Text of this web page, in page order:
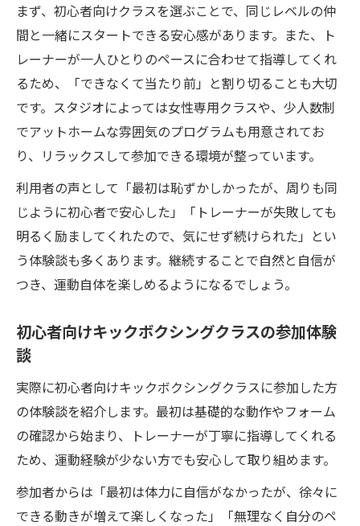
まず、初心者向けクラスを選ぶことで、同じレベルの仲
間と一緒にスタートできる安心感があります。また、ト
レーナーが一人ひとりのペースに合わせて指導してくれ
るため、「できなくて当たり前」と割り切ることも大切
です。スタジオによっては女性専用クラスや、少人数制
でアットホームな雰囲気のプログラムも用意されてお
り、リラックスして参加できる環境が整っています。
利用者の声として「最初は恥ずかしかったが、周りも同
じように初心者で安心した」「トレーナーが失敗しても
明るく励ましてくれたので、気にせず続けられた」とい
う体験談も多くあります。継続することで自然と自信が
つき、運動自体を楽しめるようになるでしょう。
初心者向けキックボクシングクラスの参加体験
談
実際に初心者向けキックボクシングクラスに参加した方
の体験談を紹介します。最初は基礎的な動作やフォーム
の確認から始まり、トレーナーが丁寧に指導してくれる
ため、運動経験が少ない方でも安心して取り組めます。
参加者からは「最初は体力に自信がなかったが、徐々に
できる動きが増えて楽しくなった」「無理なく自分のペ